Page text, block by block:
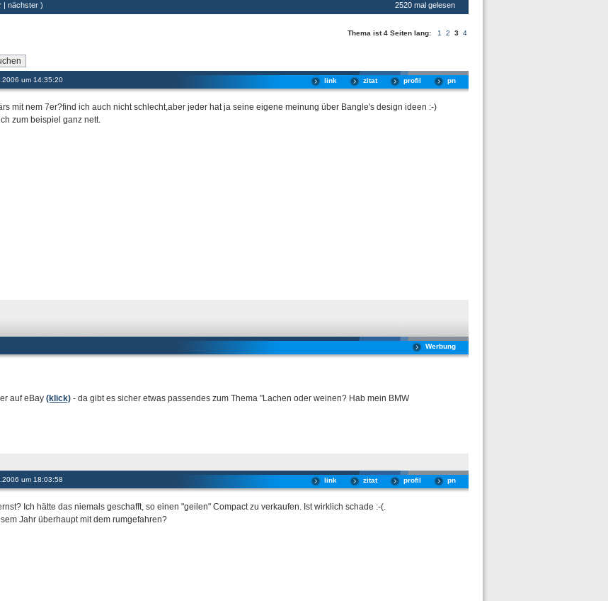
| nächster ) 2520 mal gelesen
Thema ist 4 Seiten lang: 1 2 3 4
um 14:35:20 pn
profil
zitat
link
mit nem 7er?find ich auch nicht schlecht,aber jeder hat ja seine eigene meinung über Bangle's design ideen :-)
zum beispiel ganz nett.
Werbung
auf eBay (klick) - da gibt es sicher etwas passendes zum Thema "Lachen oder weinen? Hab mein BMW
um 18:03:58 pn
profil
zitat
link
Ich hätte das niemals geschafft, so einen "geilen" Compact zu verkaufen. Ist wirklich schade :-(.
Jahr überhaupt mit dem rumgefahren?